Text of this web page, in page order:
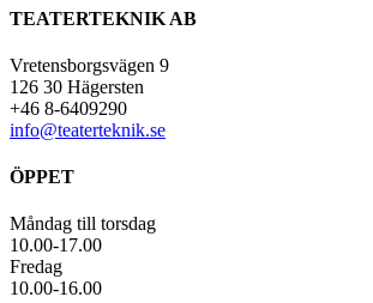
TEATERTEKNIK AB
Vretensborgsvägen 9
126 30 Hägersten
+46 8-6409290
info@teaterteknik.se
ÖPPET
Måndag till torsdag
10.00-17.00
Fredag
10.00-16.00